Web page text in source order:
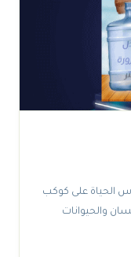
الحياة على كوكب
والحيوانات